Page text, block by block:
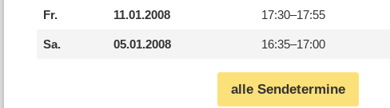
Fr. 11.01.2008 17:30–17:55
Sa. 05.01.2008 16:35–17:00
alle Sendetermine